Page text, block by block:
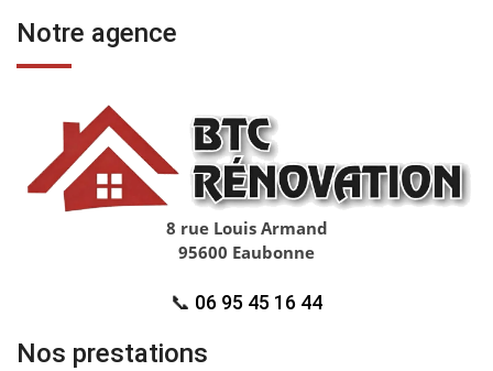
Notre agence
8 rue Louis Armand
95600 Eaubonne
📞 06 95 45 16 44
Nos prestations